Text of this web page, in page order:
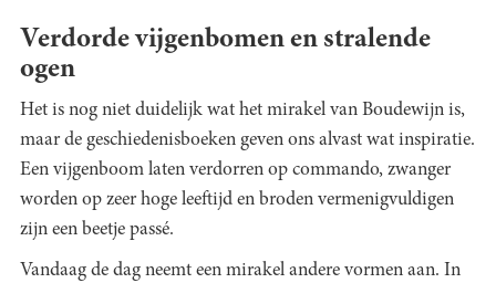
Verdorde vijgenbomen en stralende
ogen
Het is nog niet duidelijk wat het mirakel van Boudewijn is,
maar de geschiedenisboeken geven ons alvast wat inspiratie.
Een vijgenboom laten verdorren op commando, zwanger
worden op zeer hoge leeftijd en broden vermenigvuldigen
zijn een beetje passé.
Vandaag de dag neemt een mirakel andere vormen aan. In